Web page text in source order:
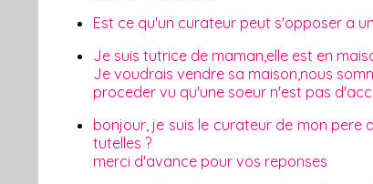
Est ce qu'un curateur peut s'opposer a
Je suis tutrice de maman,elle est en
Je voudrais vendre sa maison,nous
proceder vu qu'une soeur n'est pas
bonjour, je suis le curateur de mon pere
tutelles ?
merci d'avance pour vos reponses